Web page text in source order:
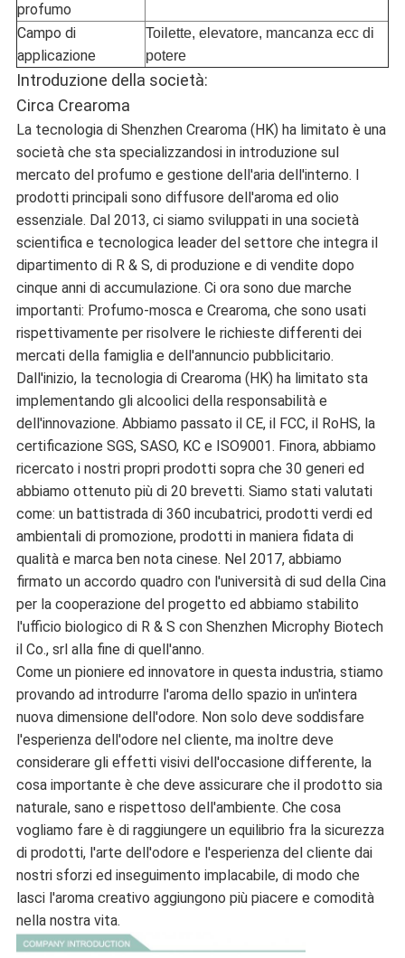
profumo
Campo di
applicazione
Toilette, elevatore, mancanza ecc di
potere
Introduzione della società:
Circa Crearoma
La tecnologia di Shenzhen Crearoma (HK) ha limitato è una
società che sta specializzandosi in introduzione sul
mercato del profumo e gestione dell'aria dell'interno. I
prodotti principali sono diffusore dell'aroma ed olio
essenziale. Dal 2013, ci siamo sviluppati in una società
scientifica e tecnologica leader del settore che integra il
dipartimento di R & S, di produzione e di vendite dopo
cinque anni di accumulazione. Ci ora sono due marche
importanti: Profumo-mosca e Crearoma, che sono usati
rispettivamente per risolvere le richieste differenti dei
mercati della famiglia e dell'annuncio pubblicitario.
Dall'inizio, la tecnologia di Crearoma (HK) ha limitato sta
implementando gli alcoolici della responsabilità e
dell'innovazione. Abbiamo passato il CE, il FCC, il RoHS, la
certificazione SGS, SASO, KC e ISO9001. Finora, abbiamo
ricercato i nostri propri prodotti sopra che 30 generi ed
abbiamo ottenuto più di 20 brevetti. Siamo stati valutati
come: un battistrada di 360 incubatrici, prodotti verdi ed
ambientali di promozione, prodotti in maniera fidata di
qualità e marca ben nota cinese. Nel 2017, abbiamo
firmato un accordo quadro con l'università di sud della Cina
per la cooperazione del progetto ed abbiamo stabilito
l'ufficio biologico di R & S con Shenzhen Microphy Biotech
il Co., srl alla fine di quell'anno.
Come un pioniere ed innovatore in questa industria, stiamo
provando ad introdurre l'aroma dello spazio in un'intera
nuova dimensione dell'odore. Non solo deve soddisfare
l'esperienza dell'odore nel cliente, ma inoltre deve
considerare gli effetti visivi dell'occasione differente, la
cosa importante è che deve assicurare che il prodotto sia
naturale, sano e rispettoso dell'ambiente. Che cosa
vogliamo fare è di raggiungere un equilibrio fra la sicurezza
di prodotti, l'arte dell'odore e l'esperienza del cliente dai
nostri sforzi ed inseguimento implacabile, di modo che
lasci l'aroma creativo aggiungono più piacere e comodità
nella nostra vita.